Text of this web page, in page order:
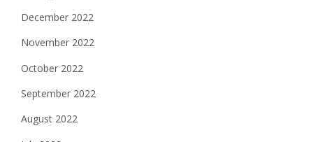
December 2022
November 2022
October 2022
September 2022
August 2022